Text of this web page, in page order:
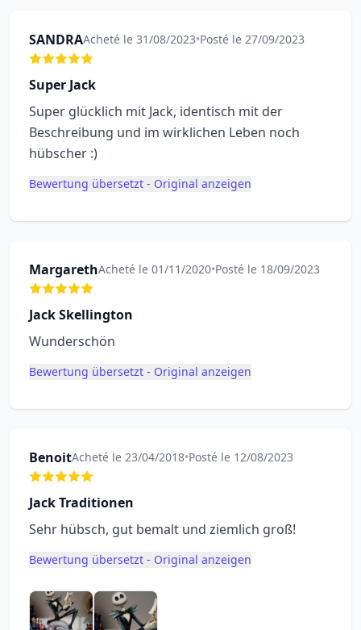
SANDRAAcheté le 31/08/2023•Posté le 27/09/2023
Super Jack
Super glücklich mit Jack, identisch mit der
Beschreibung und im wirklichen Leben noch
hübscher :)
Bewertung übersetzt - Original anzeigen
MargarethAcheté le 01/11/2020•Posté le 18/09/2023
Jack Skellington
Wunderschön
Bewertung übersetzt - Original anzeigen
BenoitAcheté le 23/04/2018•Posté le 12/08/2023
Jack Traditionen
Sehr hübsch, gut bemalt und ziemlich groß!
Bewertung übersetzt - Original anzeigen